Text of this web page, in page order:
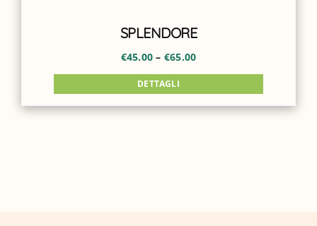
SPLENDORE
€45.00 – €65.00
DETTAGLI